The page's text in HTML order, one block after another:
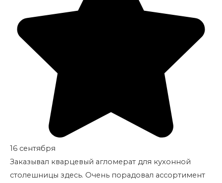
16 сентября
Заказывал кварцевый агломерат для кухонной
столешницы здесь. Очень порадовал ассортимент